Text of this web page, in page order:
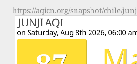
https://aqicn.org/snapshot/chile/